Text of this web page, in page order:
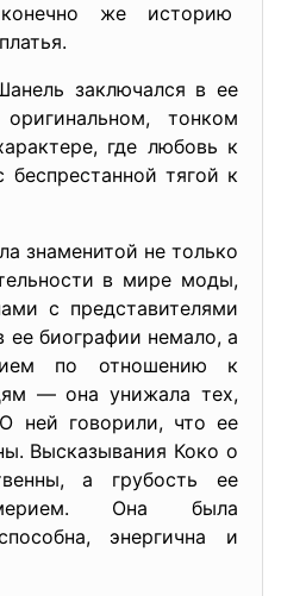
же историю
заключался в ее
тонком
где любовь к
беспрестанной тягой к
не только
в мире моды,
с представителями
ее биографии немало, а
по отношению к
— она унижала тех,
ней говорили, что ее
Высказывания Коко о
а грубость ее
Она была
энергична и